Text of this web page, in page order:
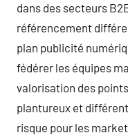
dans des secteurs
référencement
plan publicité
fédérer les équipes
valorisation des
plantureux et
risque pour les